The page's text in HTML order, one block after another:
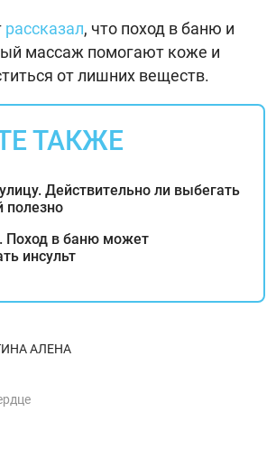
рассказал, что поход в баню и
массаж помогают коже и
от лишних веществ.
ТАКЖЕ
Действительно ли выбегать
полезно
Поход в баню может
инсульт
АЛЕНА